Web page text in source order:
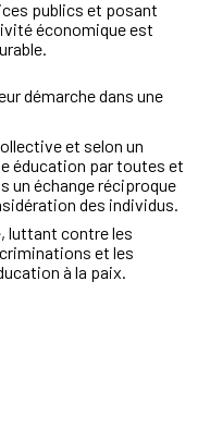
publics et posant
économique est
démarche dans une
et selon un
éducation par toutes et
un échange réciproque
des individus.
luttant contre les
et les
à la paix.